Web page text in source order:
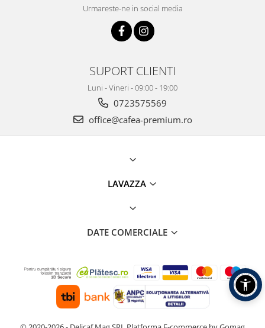
Urmareste-ne in social media
SUPORT CLIENTI
Luni - Vineri - 09:00 - 19:00
0723575569
office@cafea-premium.ro
LAVAZZA
DATE COMERCIALE